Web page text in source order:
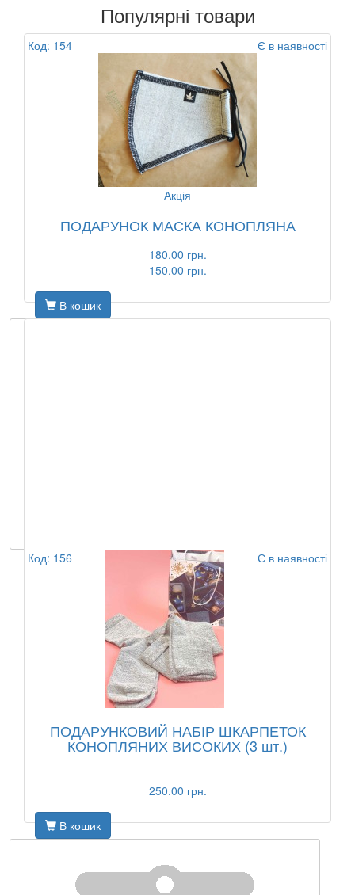
Популярні товари
Код: 154 Є в наявності
Акція
ПОДАРУНОК МАСКА КОНОПЛЯНА
180.00 грн.
150.00 грн.
В кошик
Код: 156 Є в наявності
ПОДАРУНКОВИЙ НАБІР ШКАРПЕТОК
КОНОПЛЯНИХ ВИСОКИХ (3 шт.)
250.00 грн.
В кошик